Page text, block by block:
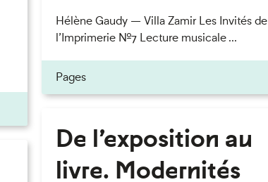
Hélène Gaudy — Villa Zamir Les Invités de
l’Imprimerie n°7 Lecture musicale ...
Pages
De l’exposition au
livre. Modernités